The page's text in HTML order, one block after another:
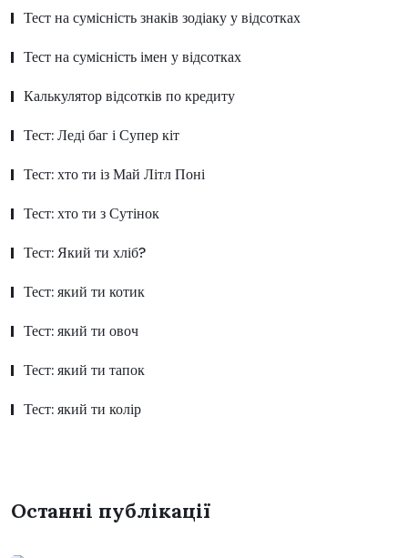
Тест на сумісність знаків зодіаку у відсотках
Тест на сумісність імен у відсотках
Калькулятор відсотків по кредиту
Тест: Леді баг і Супер кіт
Тест: хто ти із Май Літл Поні
Тест: хто ти з Сутінок
Тест: Який ти хліб?
Тест: який ти котик
Тест: який ти овоч
Тест: який ти тапок
Тест: який ти колір
Останні публікації